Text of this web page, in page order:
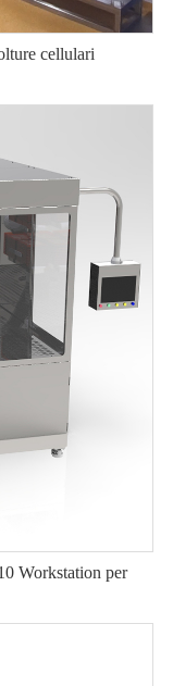
cellulari
Workstation per